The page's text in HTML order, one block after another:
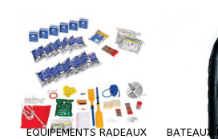
EQUIPEMENTS RADEAUX BATEAUX